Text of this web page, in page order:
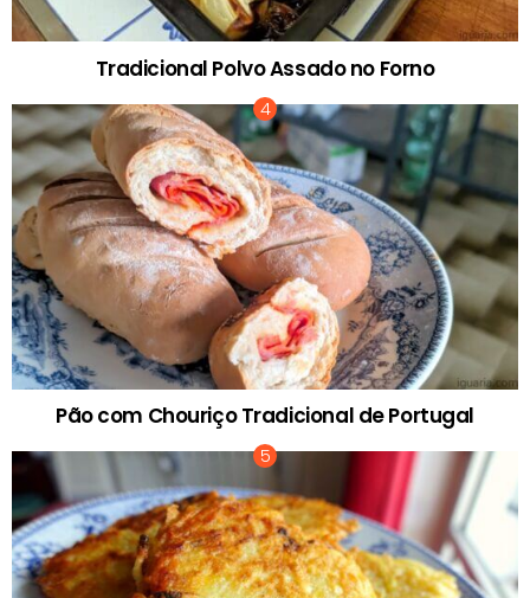
Tradicional Polvo Assado no Forno
Pão com Chouriço Tradicional de Portugal